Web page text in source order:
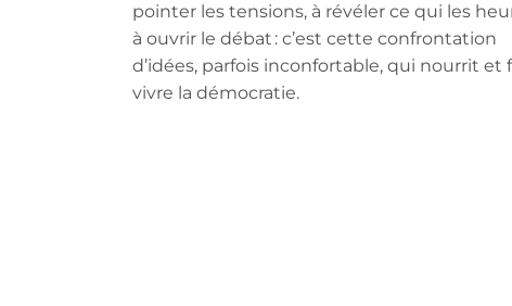
pointer les tensions, à révéler ce qui les
à ouvrir le débat : c’est cette confrontation
d’idées, parfois inconfortable, qui nourrit et
vivre la démocratie.